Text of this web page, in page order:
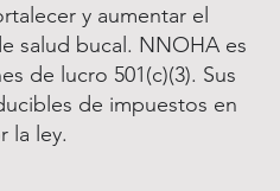
y aumentar el
salud bucal. NNOHA es
de lucro 501(c)(3). Sus
de impuestos en
la ley.